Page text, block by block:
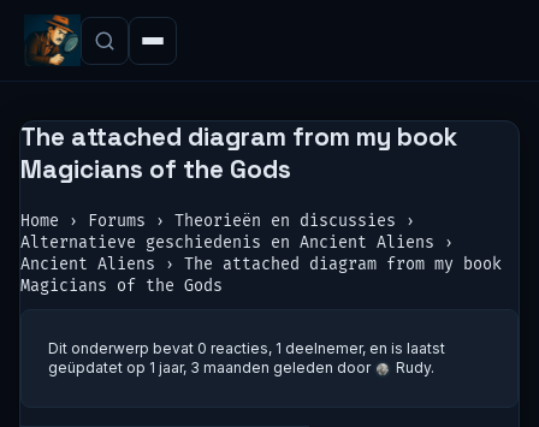
The attached diagram from my book
Magicians of the Gods
Home › Forums › Theorieën en discussies
›
Alternatieve geschiedenis en Ancient Aliens
›
Ancient Aliens
›
The attached diagram from my book
Magicians of the Gods
Dit onderwerp bevat 0 reacties, 1 deelnemer, en is laatst
geüpdatet op 1 jaar, 3 maanden geleden door Rudy.